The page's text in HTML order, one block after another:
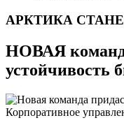
АРКТИКА
НОВАЯ
устойчивость
Корпоративное